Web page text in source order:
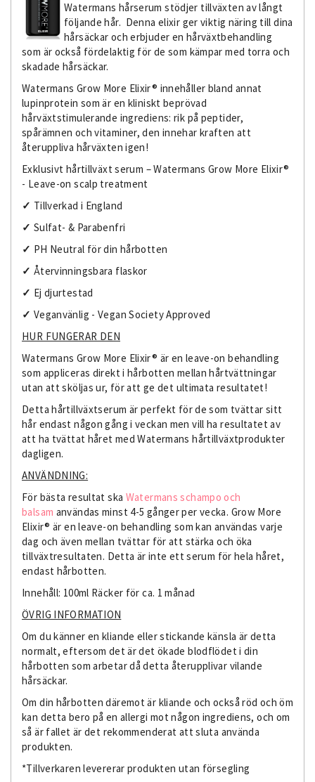
Watermans hårserum stödjer tillväxten av långt
följande hår. Denna elixir ger viktig näring till dina
hårsäckar och erbjuder en hårväxtbehandling
som är också fördelaktig för de som kämpar med torra och
skadade hårsäckar.
Watermans Grow More Elixir® innehåller bland annat
lupinprotein som är en kliniskt beprövad
hårväxtstimulerande ingrediens: rik på peptider,
spårämnen och vitaminer, den innehar kraften att
återuppliva hårväxten igen!
Exklusivt hårtillväxt serum – Watermans Grow More Elixir®
- Leave-on scalp treatment
✓ Tillverkad i England
✓ Sulfat- & Parabenfri
✓ PH Neutral för din hårbotten
✓ Återvinningsbara flaskor
✓ Ej djurtestad
✓ Veganvänlig - Vegan Society Approved
HUR FUNGERAR DEN
Watermans Grow More Elixir® är en leave-on behandling
som appliceras direkt i hårbotten mellan hårtvättningar
utan att sköljas ur, för att ge det ultimata resultatet!
Detta hårtillväxtserum är perfekt för de som tvättar sitt
hår endast någon gång i veckan men vill ha resultatet av
att ha tvättat håret med Watermans hårtillväxtprodukter
dagligen.
ANVÄNDNING:
För bästa resultat ska Watermans schampo och
balsam användas minst 4-5 gånger per vecka. Grow More
Elixir® är en leave-on behandling som kan användas varje
dag och även mellan tvättar för att stärka och öka
tillväxtresultaten. Detta är inte ett serum för hela håret,
endast hårbotten.
Innehåll: 100ml Räcker för ca. 1 månad
ÖVRIG INFORMATION
Om du känner en kliande eller stickande känsla är detta
normalt, eftersom det är det ökade blodflödet i din
hårbotten som arbetar då detta återupplivar vilande
hårsäckar.
Om din hårbotten däremot är kliande och också röd och öm
kan detta bero på en allergi mot någon ingrediens, och om
så är fallet är det rekommenderat att sluta använda
produkten.
*Tillverkaren levererar produkten utan försegling